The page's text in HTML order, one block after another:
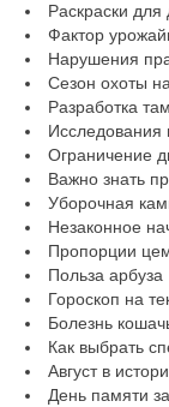
Раскраски для
Фактор
Нарушения
Сезон охоты
Разработка
Исследования
Ограничение
Важно знать
Уборочная
Незаконное
Пропорции
Польза арбуза
Гороскоп на
Болезнь
Как выбрать
Август в
День памяти